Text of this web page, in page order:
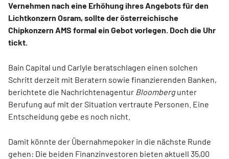
Vernehmen nach eine Erhöhung ihres Angebots für den
Lichtkonzern Osram, sollte der österreichische
Chipkonzern AMS formal ein Gebot vorlegen. Doch die Uhr
tickt.
Bain Capital und Carlyle beratschlagen einen solchen
Schritt derzeit mit Beratern sowie finanzierenden Banken,
berichtete die Nachrichtenagentur Bloombergunter
Berufung auf mit der Situation vertraute Personen. Eine
Entscheidung gebe es noch nicht.
Damit könnte der Übernahmepoker in die nächste Runde
gehen: Die beiden Finanzinvestoren bieten aktuell 35,00